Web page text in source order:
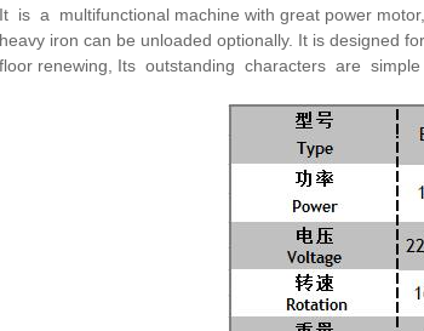
It is a multifunctional machine with great power motor,
heavy iron can be unloaded optionally. It is designed
floor renewing, Its outstanding characters are